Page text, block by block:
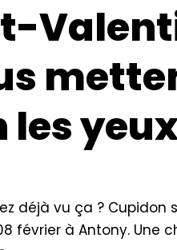
déjà vu ça ? Cupidon
février à Antony. Une